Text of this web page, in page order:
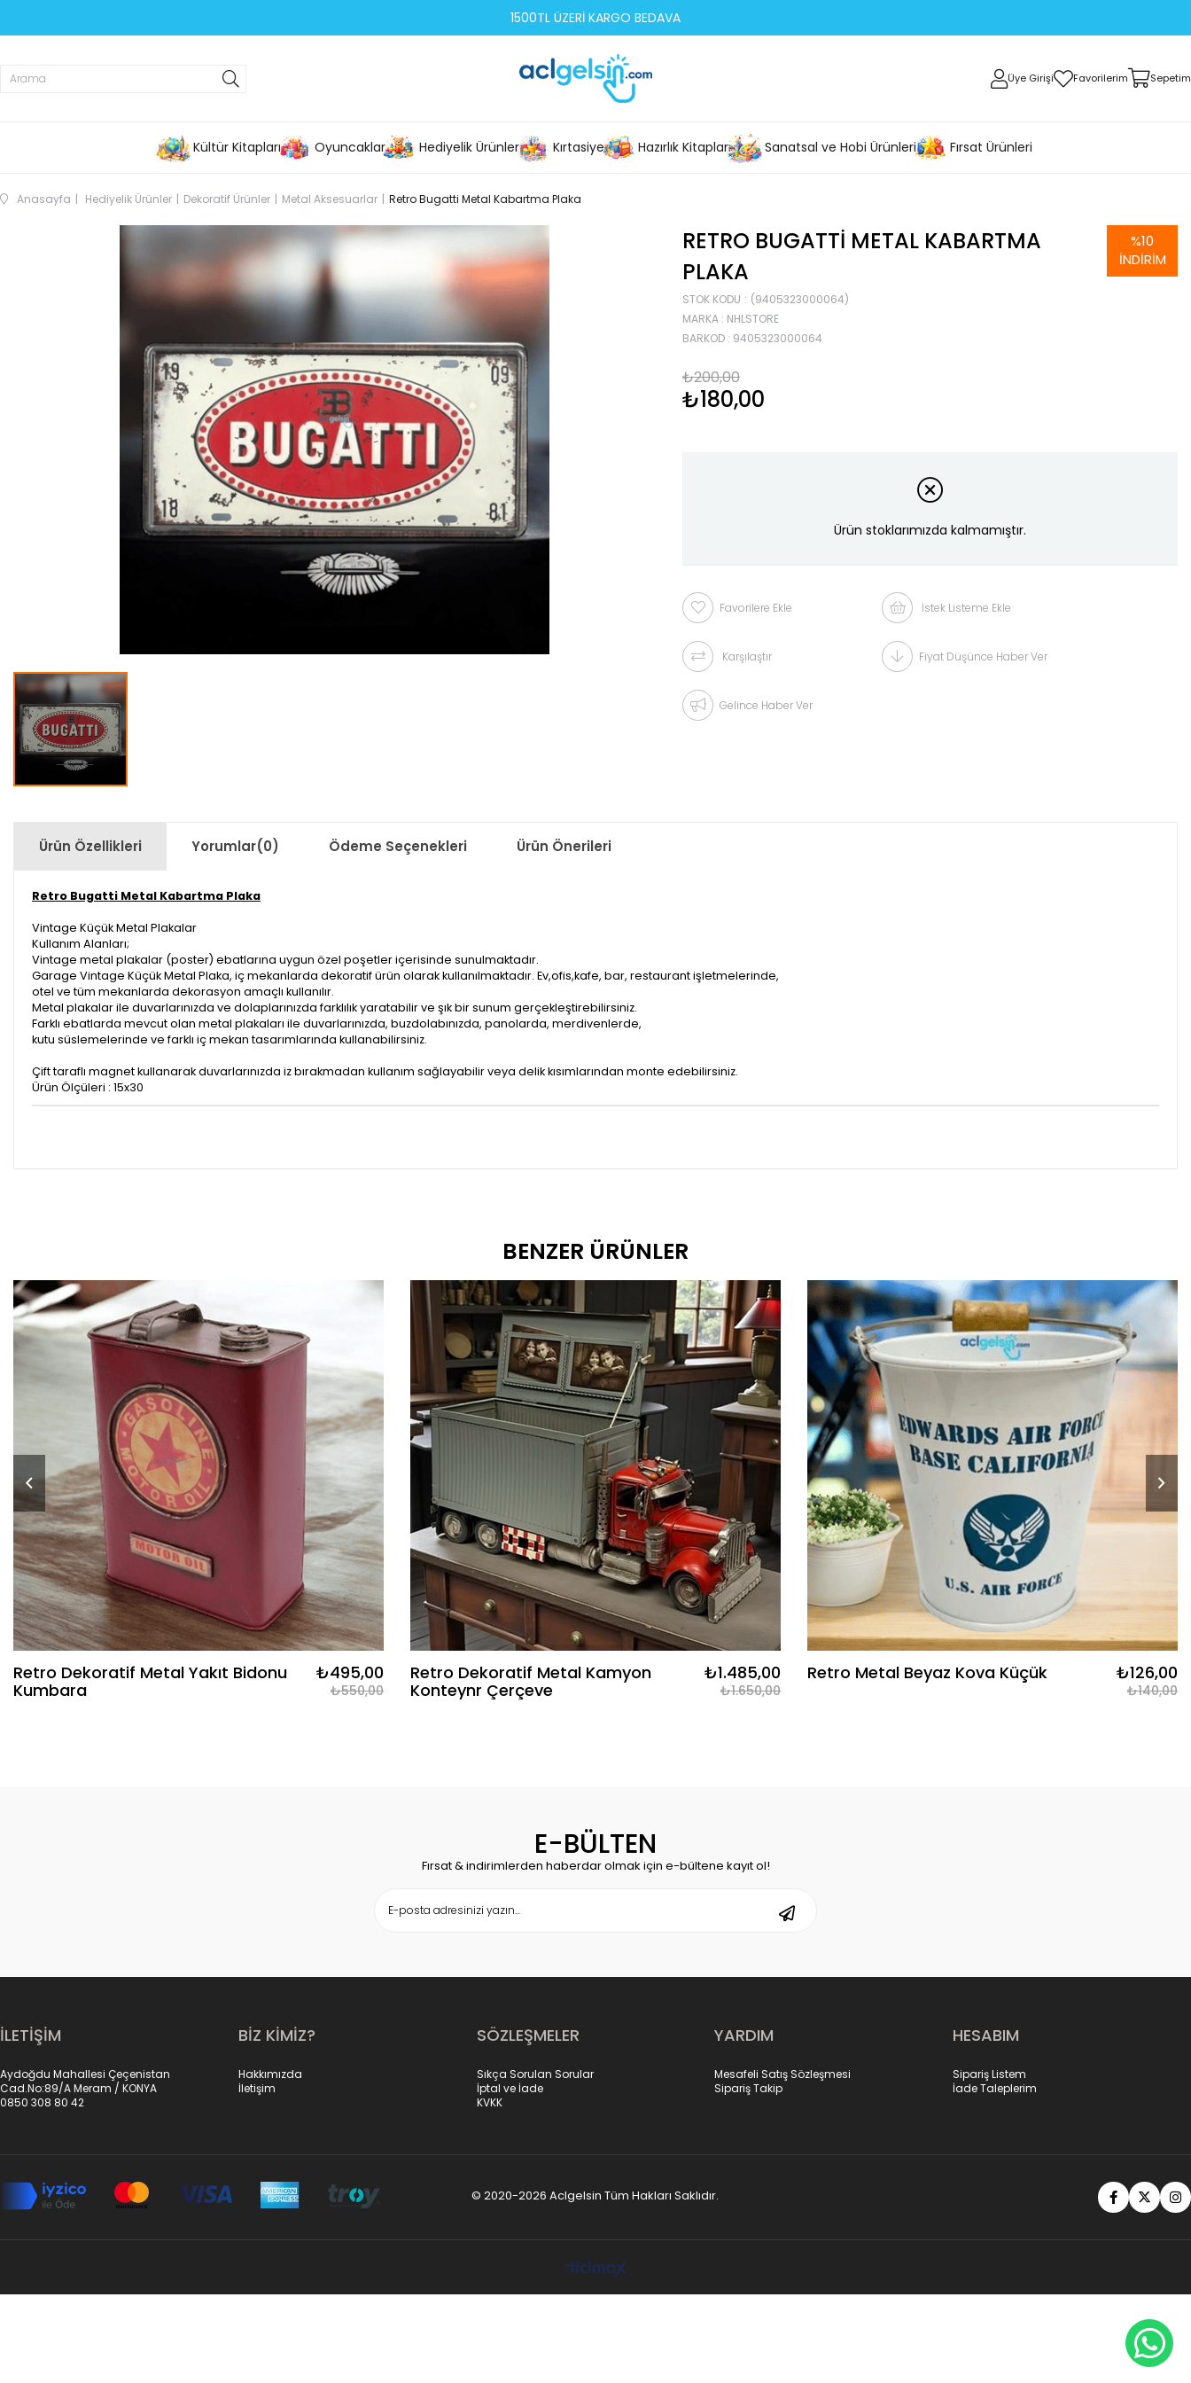
1500TL ÜZERİ KARGO BEDAVA
Üye Girişi Favorilerim Sepetim
Kültür Kitapları Oyuncaklar Hediyelik Ürünler Kırtasiye Hazırlık Kitapları Sanatsal ve Hobi Ürünleri Fırsat Ürünleri
Anasayfa Hediyelik Ürünler Dekoratif Ürünler Metal Aksesuarlar Retro Bugatti Metal Kabartma Plaka
RETRO BUGATTI METAL KABARTMA
PLAKA
STOK KODU
(9405323000064)
MARKA : NHLSTORE
BARKOD : 9405323000064
₺200,00
₺180,00
%10
İNDIRIM
Ürün stoklarımızda kalmamıştır.
Favorilere Ekle İstek Listeme Ekle
Karşılaştır Fiyat Düşünce Haber Ver
Gelince Haber Ver
Ürün Özellikleri Yorumlar(0) Ödeme Seçenekleri Ürün Önerileri
Retro Bugatti Metal Kabartma Plaka
Vintage Küçük Metal Plakalar
Kullanım Alanları;
Vintage metal plakalar (poster) ebatlarına uygun özel poşetler içerisinde sunulmaktadır.
Garage Vintage Küçük Metal Plaka, iç mekanlarda dekoratif ürün olarak kullanılmaktadır. Ev,ofis,kafe, bar, restaurant işletmelerinde,
otel ve tüm mekanlarda dekorasyon amaçlı kullanılır.
Metal plakalar ile duvarlarınızda ve dolaplarınızda farklılık yaratabilir ve şık bir sunum gerçekleştirebilirsiniz.
Farklı ebatlarda mevcut olan metal plakaları ile duvarlarınızda, buzdolabınızda, panolarda, merdivenlerde,
kutu süslemelerinde ve farklı iç mekan tasarımlarında kullanabilirsiniz.
Çift taraflı magnet kullanarak duvarlarınızda iz bırakmadan kullanım sağlayabilir veya delik kısımlarından monte edebilirsiniz.
Ürün Ölçüleri : 15x30
BENZER ÜRÜNLER
Retro Dekoratif Metal Yakıt Bidonu
Kumbara
₺495,00
₺550,00
Retro Dekoratif Metal Kamyon
Konteynr Çerçeve
₺1.485,00
₺1.650,00
Retro Metal Beyaz Kova Küçük ₺126,00
₺140,00
E-BÜLTEN
Fırsat & indirimlerden haberdar olmak için e-bültene kayıt ol!
İLETİŞİM
Aydoğdu Mahallesi Çeçenistan
Cad.No:89/A Meram / KONYA
0850 308 80 42
BİZ KİMİZ?
Hakkımızda
İletişim
SÖZLEŞMELER
Sıkça Sorulan Sorular
İptal ve İade
KVKK
YARDIM
Mesafeli Satış Sözleşmesi
Sipariş Takip
HESABIM
Sipariş Listem
İade Taleplerim
© 2020-2026 Aclgelsin Tüm Hakları Saklıdır.